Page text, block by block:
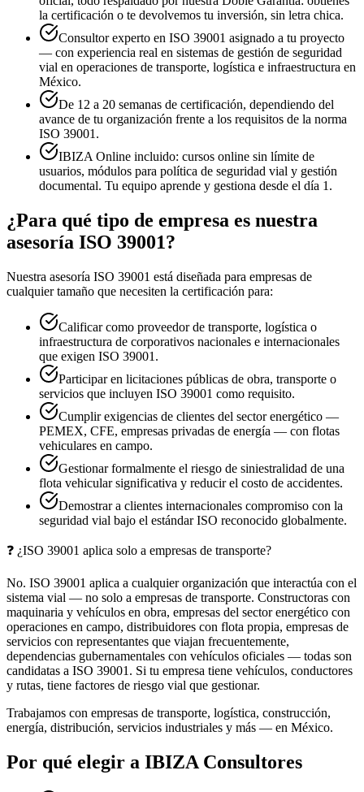
la certificación o te devolvemos tu inversión, sin letra chica.
Consultor experto en ISO 39001 asignado a tu proyecto
— con experiencia real en sistemas de gestión de seguridad
vial en operaciones de transporte, logística e infraestructura en
México.
De 12 a 20 semanas de certificación, dependiendo del
avance de tu organización frente a los requisitos de la norma
ISO 39001.
IBIZA Online incluido: cursos online sin límite de
usuarios, módulos para política de seguridad vial y gestión
documental. Tu equipo aprende y gestiona desde el día 1.
¿Para qué tipo de empresa es nuestra
asesoría ISO 39001?
Nuestra asesoría ISO 39001 está diseñada para empresas de
cualquier tamaño que necesiten la certificación para:
Calificar como proveedor de transporte, logística o
infraestructura de corporativos nacionales e internacionales
que exigen ISO 39001.
Participar en licitaciones públicas de obra, transporte o
servicios que incluyen ISO 39001 como requisito.
Cumplir exigencias de clientes del sector energético —
PEMEX, CFE, empresas privadas de energía — con flotas
vehiculares en campo.
Gestionar formalmente el riesgo de siniestralidad de una
flota vehicular significativa y reducir el costo de accidentes.
Demostrar a clientes internacionales compromiso con la
seguridad vial bajo el estándar ISO reconocido globalmente.
❓ ¿ISO 39001 aplica solo a empresas de transporte?
No. ISO 39001 aplica a cualquier organización que interactúa con el
sistema vial — no solo a empresas de transporte. Constructoras con
maquinaria y vehículos en obra, empresas del sector energético con
operaciones en campo, distribuidores con flota propia, empresas de
servicios con representantes que viajan frecuentemente,
dependencias gubernamentales con vehículos oficiales — todas son
candidatas a ISO 39001. Si tu empresa tiene vehículos, conductores
y rutas, tiene factores de riesgo vial que gestionar.
Trabajamos con empresas de transporte, logística, construcción,
energía, distribución, servicios industriales y más — en México.
Por qué elegir a IBIZA Consultores